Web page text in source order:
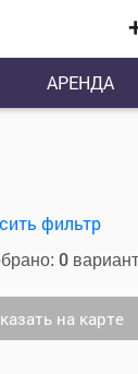
АРЕНДА
фильтр
0
на карте